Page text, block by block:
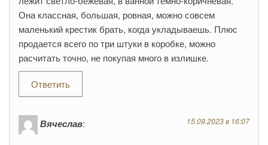
Она классная, большая, ровная, можно совсем
маленький крестик брать, когда укладываешь. Плюс
продается всего по три штуки в коробке, можно
расчитать точно, не покупая много в излишке.
Ответить
Вячеслав: 15.09.2023 в 16:07